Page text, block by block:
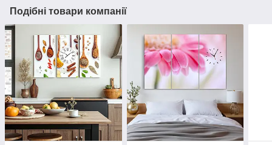
Подібні товари компанії